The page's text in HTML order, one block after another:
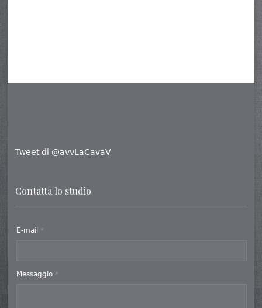
Tweet di @avvLaCavaV
Contatta lo studio
E-mail *
Messaggio *